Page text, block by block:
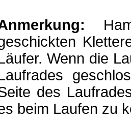
Wenn die
des
beim Laufen zu